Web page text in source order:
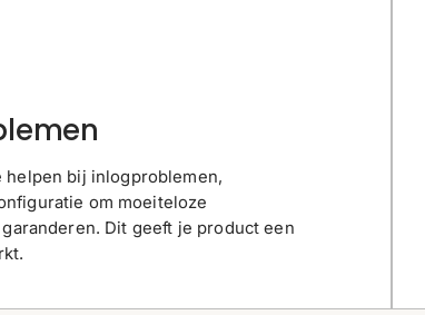
helpen bij inlogproblemen,
om moeiteloze
Dit geeft je product een